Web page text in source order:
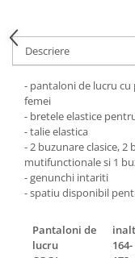
Fleece-uri
Halate
Jachete / Bluze
Pantaloni de lucru cu
Pantaloni de lucru in
Tricouri polo
Veste de lucru
Descriere
- pantaloni de lucru cu
femei
- bretele elastice
- talie elastica
- 2 buzunare clasice, 2
mutifunctionale si 1
- genunchi intariti
- spatiu disponibil
Pantaloni de
lucru
164-